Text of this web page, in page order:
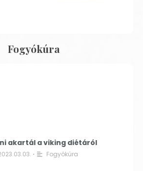
Fogyókúra
akartál a viking diétáról
• Fogyókúra